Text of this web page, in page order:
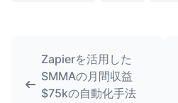
Zapierを活用した
SMMAの月間収益
$75kの自動化手法